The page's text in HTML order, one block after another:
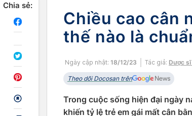
Chia sẻ:
Chiều cao cân
thế nào là
Ngày cập nhật: 18/12/23 Tác giả: Dược
Theo dõi Docosan trên
Trong cuộc sống hiện đại ngày
khiến tỷ lệ trẻ em gái mất cân